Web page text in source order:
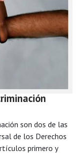
son dos de las
de los Derechos
primero y